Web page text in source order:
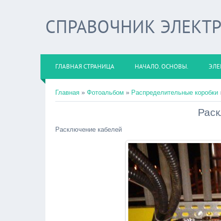
СПРАВОЧНИК
ГЛАВНАЯ СТРАНИЦА НАЧАЛО. ОСНОВЫ.
Главная » Фотоальбом » Распределительные коробки
Расключение кабелей